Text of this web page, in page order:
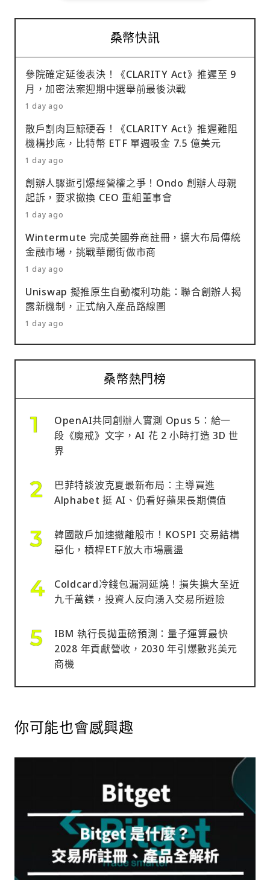
桑幣快訊
參院確定延後表決！《CLARITY Act》推遲至 9
月，加密法案迎期中選舉前最後決戰
1 day ago
散戶割肉巨鯨硬吞！《CLARITY Act》推遲難阻
機構抄底，比特幣 ETF 單週吸金 7.5 億美元
1 day ago
創辦人驟逝引爆經營權之爭！Ondo 創辦人母親
起訴，要求撤換 CEO 重組董事會
1 day ago
Wintermute 完成美國券商註冊，擴大布局傳統
金融市場，挑戰華爾街做市商
1 day ago
Uniswap 擬推原生自動複利功能：聯合創辦人揭
露新機制，正式納入產品路線圖
1 day ago
桑幣熱門榜
OpenAI共同創辦人實測 Opus 5：給一
段《魔戒》文字，AI 花 2 小時打造 3D 世
界
巴菲特談波克夏最新布局：主導買進
Alphabet 挺 AI、仍看好蘋果長期價值
韓國散戶加速撤離股市！KOSPI 交易結構
惡化，槓桿ETF放大市場震盪
Coldcard冷錢包漏洞延燒！損失擴大至近
九千萬鎂，投資人反向湧入交易所避險
IBM 執行長拋重磅預測：量子運算最快
2028 年貢獻營收，2030 年引爆數兆美元
商機
你可能也會感興趣